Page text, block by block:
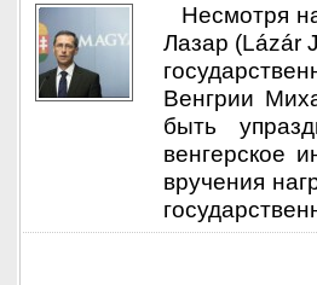
Несмотря
Лазар (Lázár
Венгрии
быть
венгерское
вручения